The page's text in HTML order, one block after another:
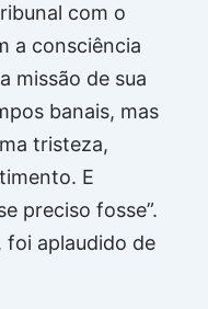
com o
a consciência
missão de sua
banais, mas
tristeza,
E
preciso fosse”.
aplaudido de